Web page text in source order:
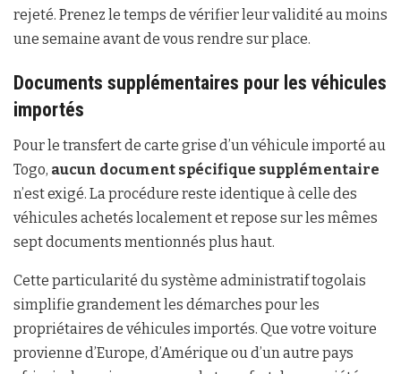
rejeté. Prenez le temps de vérifier leur validité au moins
une semaine avant de vous rendre sur place.
Documents supplémentaires pour les véhicules
importés
Pour le transfert de carte grise d’un véhicule importé au
Togo, aucun document spécifique supplémentaire
n’est exigé. La procédure reste identique à celle des
véhicules achetés localement et repose sur les mêmes
sept documents mentionnés plus haut.
Cette particularité du système administratif togolais
simplifie grandement les démarches pour les
propriétaires de véhicules importés. Que votre voiture
provienne d’Europe, d’Amérique ou d’un autre pays